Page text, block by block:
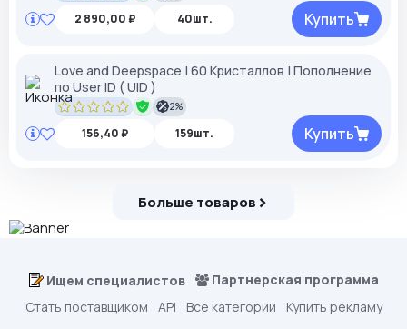
2 890,00 ₽ 40шт. Купить
Love and Deepspace | 60 Кристаллов | Пополнение
по User ID ( UID )
2%
156,40 ₽ 159шт. Купить
Больше товаров
Ищем специалистов
Партнерская программа
Стать поставщиком
API Все категории
Купить рекламу